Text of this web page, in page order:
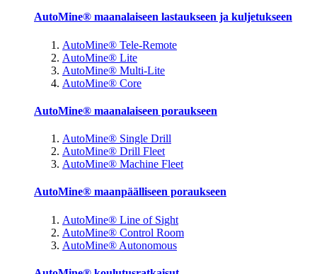
AutoMine® maanalaiseen lastaukseen ja kuljetukseen
AutoMine® Tele-Remote
AutoMine® Lite
AutoMine® Multi-Lite
AutoMine® Core
AutoMine® maanalaiseen poraukseen
AutoMine® Single Drill
AutoMine® Drill Fleet
AutoMine® Machine Fleet
AutoMine® maanpäälliseen poraukseen
AutoMine® Line of Sight
AutoMine® Control Room
AutoMine® Autonomous